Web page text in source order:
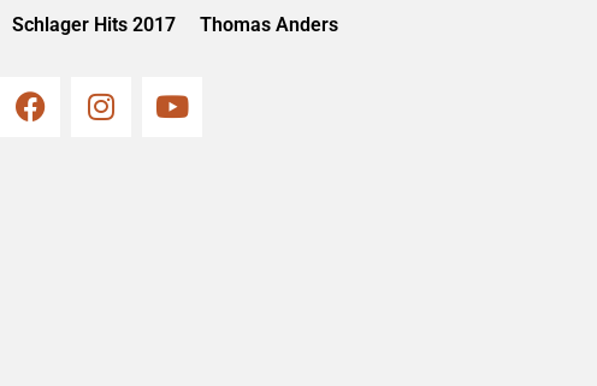
Schlager Hits 2017 Thomas Anders